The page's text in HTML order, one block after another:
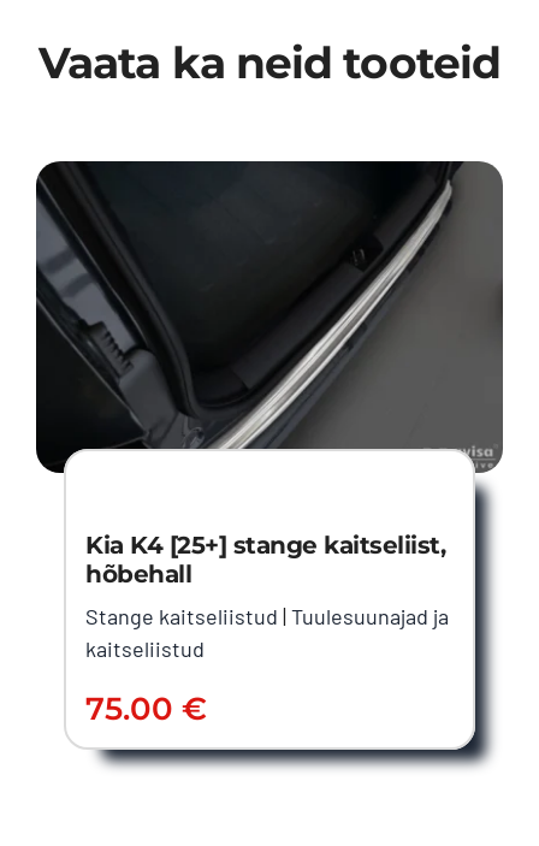
Vaata ka neid tooteid
Kia K4 [25+] stange kaitseliist,
hõbehall
Stange kaitseliistud |Tuulesuunajad ja
kaitseliistud
75.00€